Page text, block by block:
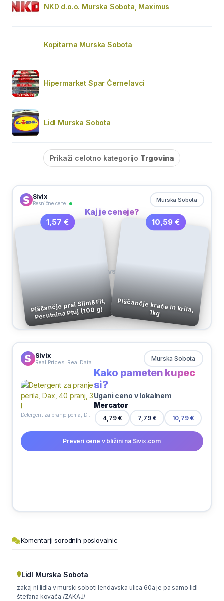
NKD d.o.o. Murska Sobota, Maximus
Kopitarna Murska Sobota
Hipermarket Spar Černelavci
Lidl Murska Sobota
Prikaži celotno kategorijo Trgovina
Sivix
Resnične cene
Murska Sobota
Kaj je ceneje?
1,57 €
Piščančje prsi Slim&Fit,
Perutnina Ptuj (100 g)
VS
10,59 €
Piščančje krače in krila,
1kg
Sivix
Real Prices. Real Data Murska Sobota
Kako pameten kupec
si?
Ugani ceno v lokalnem
Mercator
4,79 € 7,79 € 10,79 €
Preveri cene v bližini na Sivix.com
Komentarji sorodnih poslovalnic
Lidl Murska Sobota
zakaj ni lidla v murski soboti lendavska ulica 60a je pa samo lidl
štefana kovača /ZAKAJ/